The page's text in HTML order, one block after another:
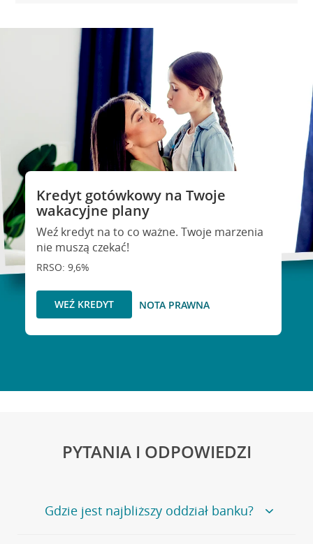
Kredyt gotówkowy na Twoje
wakacyjne plany
Weź kredyt na to co ważne. Twoje marzenia
nie muszą czekać!
RRSO: 9,6%
WEŹ KREDYT NOTA PRAWNA
PYTANIA I ODPOWIEDZI
Gdzie jest najbliższy oddział banku?